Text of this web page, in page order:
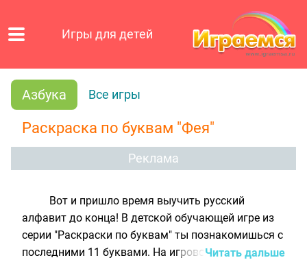
Игры для детей
Азбука Все игры
Раскраска по буквам "Фея"
Реклама
Вот и пришло время выучить русский
алфавит до конца! В детской обучающей игре из
серии "Раскраски по буквам" ты познакомишься с
последними 11 буквами. На игровом полеЧитать дальше